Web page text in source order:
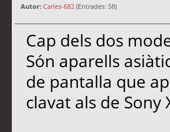
Autor: Carles-682 (Entrades: 58)
Cap dels dos
Són aparells
de pantalla que
clavat als de Sony